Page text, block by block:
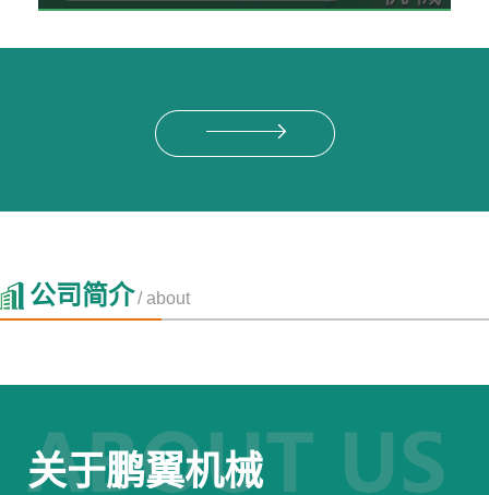
公司简介/ about
关于鹏翼机械